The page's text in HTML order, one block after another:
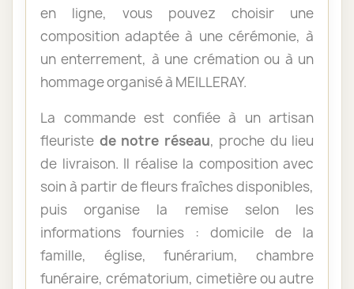
en ligne, vous pouvez choisir une
composition adaptée à une cérémonie, à
un enterrement, à une crémation ou à un
hommage organisé à MEILLERAY.
La commande est confiée à un artisan
fleuriste de notre réseau, proche du lieu
de livraison. Il réalise la composition avec
soin à partir de fleurs fraîches disponibles,
puis organise la remise selon les
informations fournies : domicile de la
famille, église, funérarium, chambre
funéraire, crématorium, cimetière ou autre